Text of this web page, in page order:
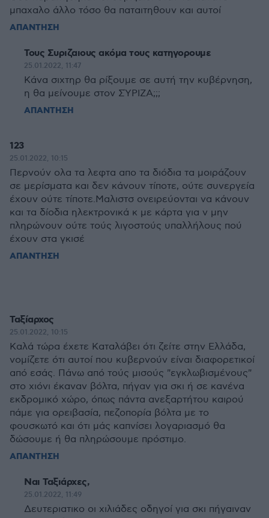
μπαχαλο άλλο τόσο θα παταιτηθουν και αυτοί
ΑΠΑΝΤΗΣΗ
Τους Συριζαιους ακόμα τους κατηγορουμε
25.01.2022, 11:47
Κάνα σιχτηρ θα ρίξουμε σε αυτή την κυβέρνηση,
η θα μείνουμε στον ΣΎΡΙΖΑ;;;
ΑΠΑΝΤΗΣΗ
123
25.01.2022, 10:15
Περνούν ολα τα λεφτα απο τα διόδια τα μοιράζουν
σε μερίσματα και δεν κάνουν τίποτε, ούτε συνεργεία
έχουν ούτε τίποτε.Μαλιστσ ονειρεύονται να κάνουν
και τα δίοδια ηλεκτρονικά κ με κάρτα για ν μην
πληρώνουν ούτε τούς λιγοστούς υπαλλήλους πού
έχουν στα γκισέ
ΑΠΑΝΤΗΣΗ
Ταξίαρχος
25.01.2022, 10:15
Καλά τώρα έχετε Καταλάβει ότι ζείτε στην Ελλάδα,
νομίζετε ότι αυτοί που κυβερνούν είναι διαφορετικοί
από εσάς. Πάνω από τούς μισούς "εγκλωβισμένους"
στο χιόνι έκαναν βόλτα, πήγαν για σκι ή σε κανένα
εκδρομικό χώρο, όπως πάντα ανεξαρτήτου καιρού
πάμε για ορειβασία, πεζοπορία βόλτα με το
φουσκωτό και ότι μάς καπνίσει λογαριασμό θα
δώσουμε ή θα πληρώσουμε πρόστιμο.
ΑΠΑΝΤΗΣΗ
Ναι Ταξιάρχες,
25.01.2022, 11:49
Δευτεριατικο οι χιλιάδες οδηγοί για σκι πήγαιναν